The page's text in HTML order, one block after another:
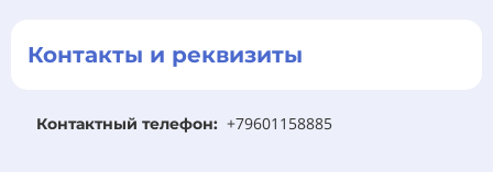
Контакты и реквизиты
Контактный телефон: +79601158885